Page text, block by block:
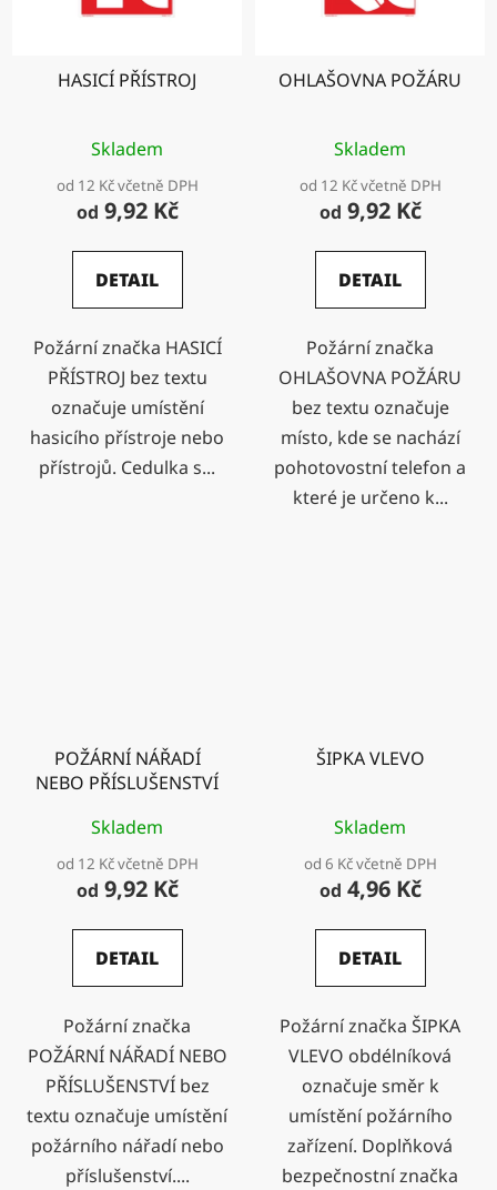
HASICÍ PŘÍSTROJ
Skladem
od 12 Kč včetně DPH
od 9,92 Kč
DETAIL
Požární značka HASICÍ
PŘÍSTROJ bez textu
označuje umístění
hasicího přístroje nebo
přístrojů. Cedulka s...
OHLAŠOVNA POŽÁRU
Skladem
od 12 Kč včetně DPH
od 9,92 Kč
DETAIL
Požární značka
OHLAŠOVNA POŽÁRU
bez textu označuje
místo, kde se nachází
pohotovostní telefon a
které je určeno k...
POŽÁRNÍ NÁŘADÍ
NEBO PŘÍSLUŠENSTVÍ
Skladem
od 12 Kč včetně DPH
od 9,92 Kč
DETAIL
Požární značka
POŽÁRNÍ NÁŘADÍ NEBO
PŘÍSLUŠENSTVÍ bez
textu označuje umístění
požárního nářadí nebo
příslušenství....
ŠIPKA VLEVO
Skladem
od 6 Kč včetně DPH
od 4,96 Kč
DETAIL
Požární značka ŠIPKA
VLEVO obdélníková
označuje směr k
umístění požárního
zařízení. Doplňková
bezpečnostní značka